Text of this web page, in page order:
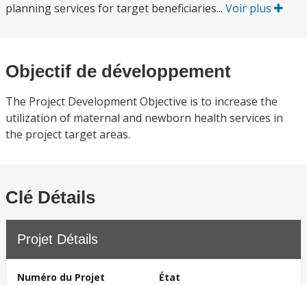
planning services for target beneficiaries... Voir plus
Objectif de développement
The Project Development Objective is to increase the
utilization of maternal and newborn health services in
the project target areas.
Clé Détails
Projet Détails
Numéro du Projet
État